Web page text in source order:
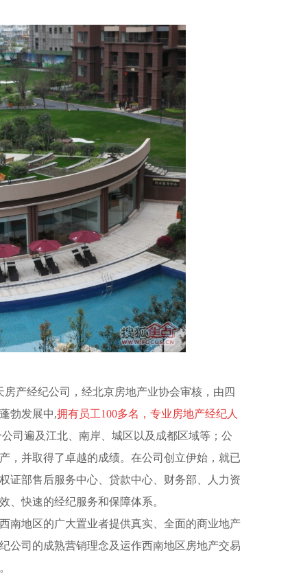
产经纪公司，经北京房地产业协会审核，由四
勃发展中,拥有员工100多名，专业房地产经纪人
司遍及江北、南岸、城区以及成都区域等；公
，并取得了卓越的成绩。在公司创立伊始，就已
证部售后服务中心、贷款中心、财务部、人力资
、快速的经纪服务和保障体系。
南地区的广大置业者提供真实、全面的商业地产
公司的成熟营销理念及运作西南地区房地产交易